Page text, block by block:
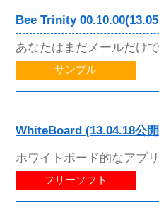
Bee Trinity
あなたはまだメールだけ
サンプル
WhiteBoard (13.04.18公
ホワイトボード的なアプ
フリーソフト